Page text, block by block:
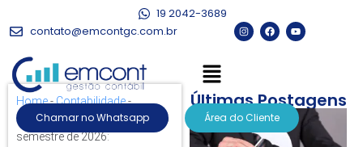
19 2042-3689
contato@emcontgc.com.br
Chamar no Whatsapp Área do Cliente
Home-Contabilidade-
Contabilidade para o segundo
semestre de 2026:
Últimas Postagens